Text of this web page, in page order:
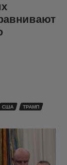
США ТРАМП